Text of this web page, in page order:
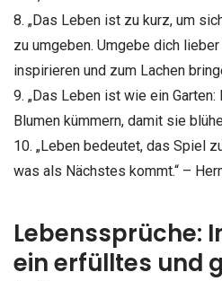
8. „Das Leben ist zu kurz, um
zu umgeben. Umgebe dich
inspirieren und zum Lachen
9. „Das Leben ist wie ein
Blumen kümmern, damit sie
10. „Leben bedeutet, das Spiel
was als Nächstes kommt.“ –
Lebenssprüche:
ein erfülltes und